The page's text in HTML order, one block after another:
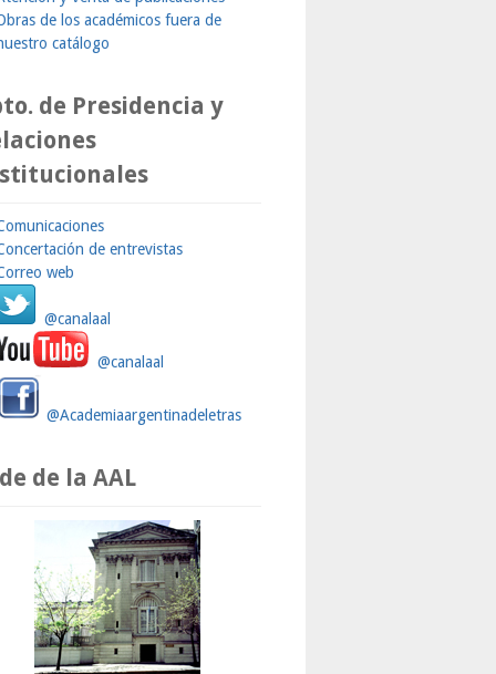
de los académicos fuera de
catálogo
de Presidencia y
de entrevistas
web
@canalaal
@canalaal
@Academiaargentinadeletras
de la AAL